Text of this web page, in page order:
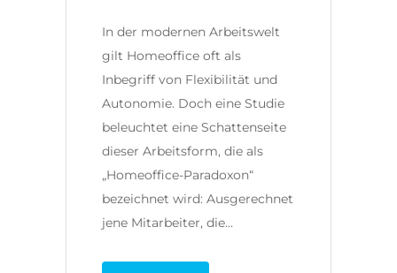
In der modernen Arbeitswelt
gilt Homeoffice oft als
Inbegriff von Flexibilität und
Autonomie. Doch eine Studie
beleuchtet eine Schattenseite
dieser Arbeitsform, die als
„Homeoffice-Paradoxon“
bezeichnet wird: Ausgerechnet
jene Mitarbeiter, die…